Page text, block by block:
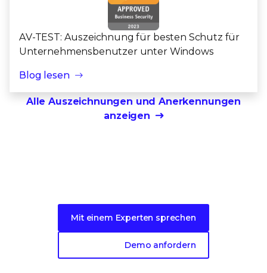
AV-TEST: Auszeichnung für besten Schutz für
Unternehmensbenutzer unter Windows
Blog lesen
Alle Auszeichnungen und Anerkennungen
anzeigen
Mit einem Experten sprechen
Demo anfordern